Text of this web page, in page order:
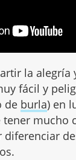
la alegría
fácil y
de burla) en
tener mucho
diferenciar